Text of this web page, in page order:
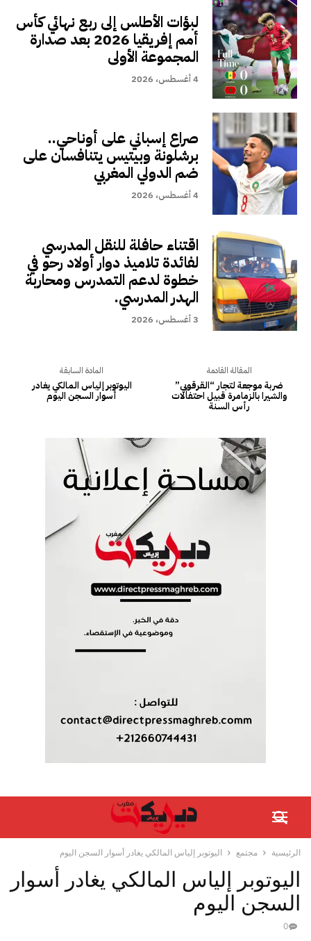
لبؤات الأطلس إلى ربع نهائي كأس
أمم إفريقيا 2026 بعد صدارة
المجموعة الأولى
4 أغسطس، 2026
صراع إسباني على أوناحي..
برشلونة وبيتيس يتنافسان على
ضم الدولي المغربي
4 أغسطس، 2026
اقتناء حافلة للنقل المدرسي
لفائدة تلاميذ دوار أولاد رحو في
خطوة لدعم التمدرس ومحاربة
الهدر المدرسي.
3 أغسطس، 2026
المادة السابقة
اليوتوبر إلياس المالكي يغادر
أسوار السجن اليوم
المقالة القادمة
ضربة موجعة لتجار “القرقوبي”
والشيرا بالزمامرة قبيل احتفالات
رأس السنة